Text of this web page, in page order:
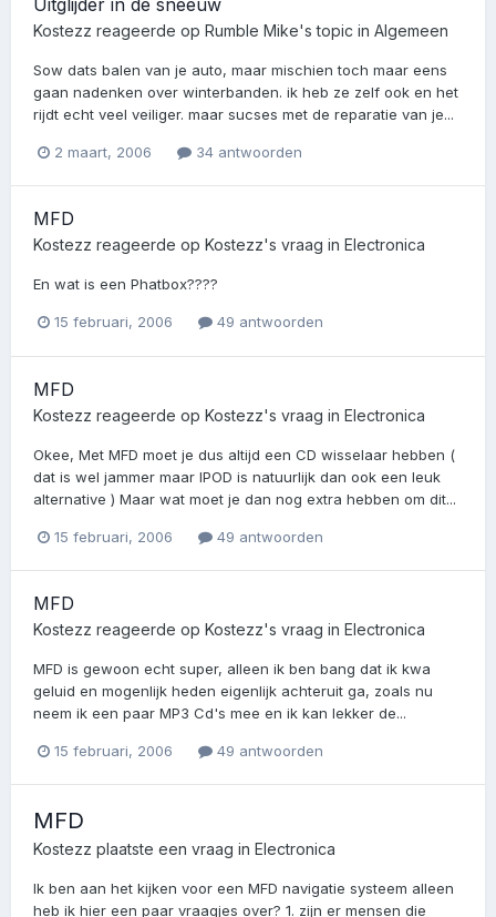
Uitglijder in de sneeuw
Kostezz reageerde op Rumble Mike's topic in Algemeen
Sow dats balen van je auto, maar mischien toch maar eens
gaan nadenken over winterbanden. ik heb ze zelf ook en het
rijdt echt veel veiliger. maar sucses met de reparatie van je...
2 maart, 2006 34 antwoorden
MFD
Kostezz reageerde op Kostezz's vraag in Electronica
En wat is een Phatbox????
15 februari, 2006 49 antwoorden
MFD
Kostezz reageerde op Kostezz's vraag in Electronica
Okee, Met MFD moet je dus altijd een CD wisselaar hebben (
dat is wel jammer maar IPOD is natuurlijk dan ook een leuk
alternative ) Maar wat moet je dan nog extra hebben om dit...
15 februari, 2006 49 antwoorden
MFD
Kostezz reageerde op Kostezz's vraag in Electronica
MFD is gewoon echt super, alleen ik ben bang dat ik kwa
geluid en mogenlijk heden eigenlijk achteruit ga, zoals nu
neem ik een paar MP3 Cd's mee en ik kan lekker de...
15 februari, 2006 49 antwoorden
MFD
Kostezz plaatste een vraag in Electronica
Ik ben aan het kijken voor een MFD navigatie systeem alleen
heb ik hier een paar vraagjes over? 1. zijn er mensen die